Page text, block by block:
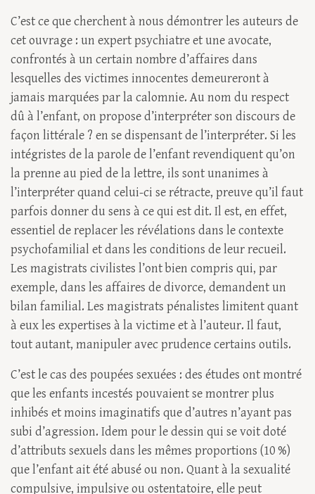
C’est ce que cherchent à nous démontrer les auteurs de
cet ouvrage : un expert psychiatre et une avocate,
confrontés à un certain nombre d’affaires dans
lesquelles des victimes innocentes demeureront à
jamais marquées par la calomnie. Au nom du respect
dû à l’enfant, on propose d’interpréter son discours de
façon littérale ? en se dispensant de l’interpréter. Si les
intégristes de la parole de l’enfant revendiquent qu’on
la prenne au pied de la lettre, ils sont unanimes à
l’interpréter quand celui-ci se rétracte, preuve qu’il faut
parfois donner du sens à ce qui est dit. Il est, en effet,
essentiel de replacer les révélations dans le contexte
psychofamilial et dans les conditions de leur recueil.
Les magistrats civilistes l’ont bien compris qui, par
exemple, dans les affaires de divorce, demandent un
bilan familial. Les magistrats pénalistes limitent quant
à eux les expertises à la victime et à l’auteur. Il faut,
tout autant, manipuler avec prudence certains outils.
C’est le cas des poupées sexuées : des études ont montré
que les enfants incestés pouvaient se montrer plus
inhibés et moins imaginatifs que d’autres n’ayant pas
subi d’agression. Idem pour le dessin qui se voit doté
d’attributs sexuels dans les mêmes proportions (10 %)
que l’enfant ait été abusé ou non. Quant à la sexualité
compulsive, impulsive ou ostentatoire, elle peut